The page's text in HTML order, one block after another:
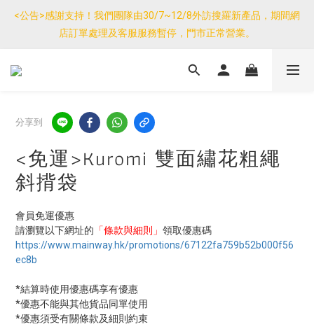
優惠免運產品如與其他商品同單購買，其他商品每件只需加$7運
費。(大件/較重產品除外)
<公告>感謝支持！我們團隊由30/7~12/8外訪搜羅新產品，期間網
店訂單處理及客服服務暫停，門市正常營業。
優惠免運產品如與其他商品同單購買，其他商品每件只需加$7運
分享到
<免運>Kuromi 雙面繡花粗繩
斜揹袋
會員免運優惠
請瀏覽以下網址的 「條款與細則」 領取優惠碼
https://www.mainway.hk/promotions/67122fa759b52b000f56
ec8b
*結算時使用優惠碼享有優惠
*優惠不能與其他貨品同單使用
*優惠須受有關條款及細則約束